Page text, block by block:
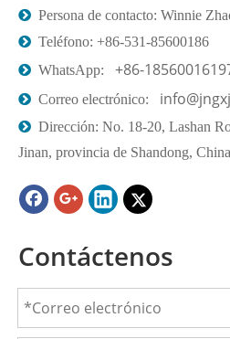
 Persona de contacto: Winnie
 Teléfono: +86-531-85600186
 WhatsApp: +86-
 Correo electrónico:
 Dirección: No. 18-20, Lashan
Jinan, provincia de Shandong, China
Contáctenos